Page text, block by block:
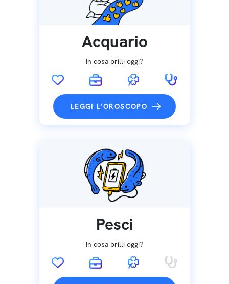
Acquario
In cosa brilli oggi?
LEGGI L'OROSCOPO
Pesci
In cosa brilli oggi?